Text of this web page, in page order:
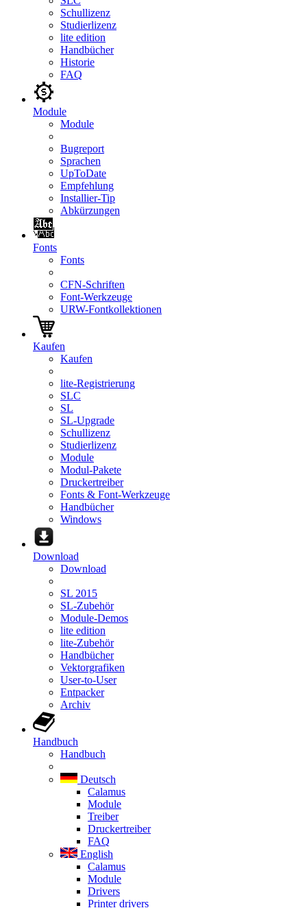
Schullizenz
Studierlizenz
lite edition
Handbücher
Historie
FAQ
Module
Module
Bugreport
Sprachen
UpToDate
Empfehlung
Installier-Tip
Abkürzungen
Fonts
Fonts
CFN-Schriften
Font-Werkzeuge
URW-Fontkollektionen
Kaufen
Kaufen
lite-Registrierung
SLC
SL
SL-Upgrade
Schullizenz
Studierlizenz
Module
Modul-Pakete
Druckertreiber
Fonts & Font-Werkzeuge
Handbücher
Windows
Download
Download
SL 2015
SL-Zubehör
Module-Demos
lite edition
lite-Zubehör
Handbücher
Vektorgrafiken
User-to-User
Entpacker
Archiv
Handbuch
Handbuch
Deutsch
Calamus
Module
Treiber
Druckertreiber
FAQ
English
Calamus
Module
Drivers
Printer drivers